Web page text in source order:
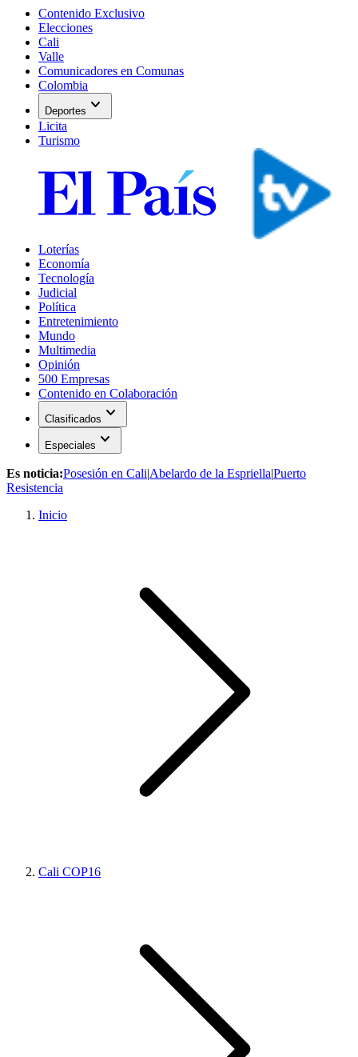
Contenido Exclusivo
Elecciones
Cali
Valle
Comunicadores en Comunas
Colombia
Deportes expand_more
Licita
Turismo
Loterías
Economía
Tecnología
Judicial
Política
Entretenimiento
Mundo
Multimedia
Opinión
500 Empresas
Contenido en Colaboración
Clasificados expand_more
Especiales expand_more
Es noticia:Posesión en Cali|Abelardo de la Espriella|Puerto
Resistencia
Inicio
Cali COP16